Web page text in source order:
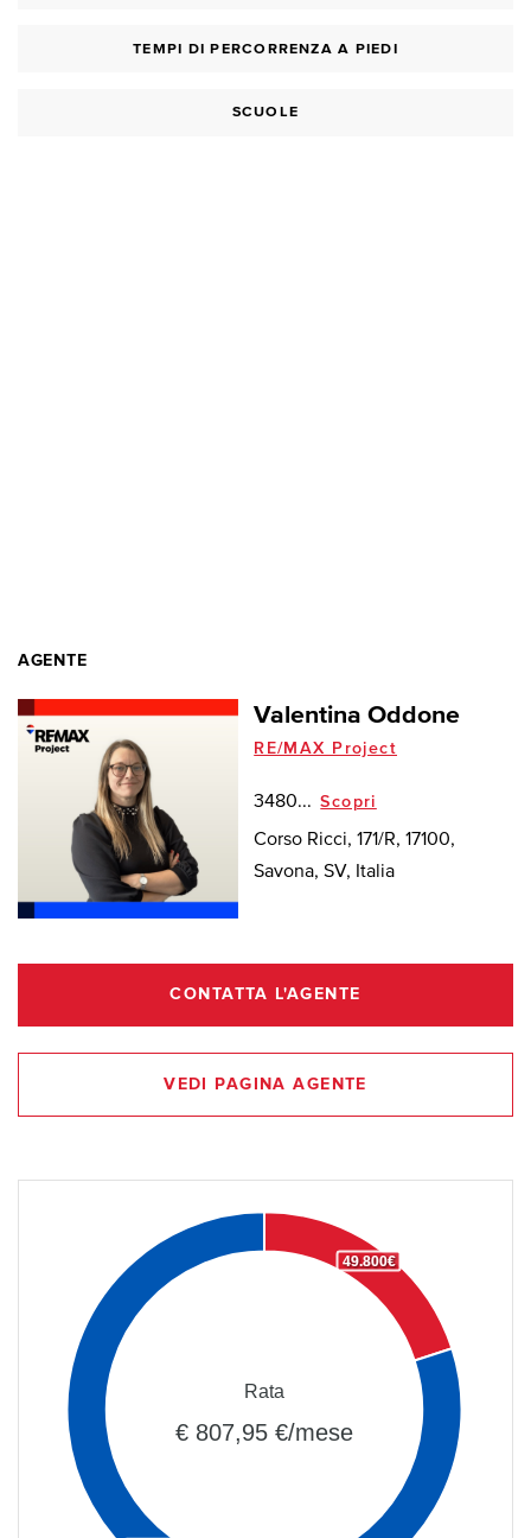
TEMPI DI PERCORRENZA A PIEDI
SCUOLE
AGENTE
Valentina Oddone
RE/MAX Project
3480... Scopri
Corso Ricci, 171/R, 17100,
Savona, SV, Italia
CONTATTA L'AGENTE
VEDI PAGINA AGENTE
49.800€
Rata
€ 807,95 €/mese